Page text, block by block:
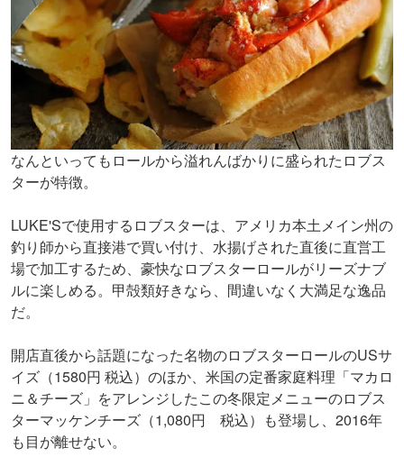
なんといってもロールから溢れんばかりに盛られたロブス
ターが特徴。
LUKE'Sで使用するロブスターは、アメリカ本土メイン州の
釣り師から直接港で買い付け、水揚げされた直後に直営工
場で加工するため、豪快なロブスターロールがリーズナブ
ルに楽しめる。甲殻類好きなら、間違いなく大満足な逸品
だ。
開店直後から話題になった名物のロブスターロールのUSサ
イズ（1580円 税込）のほか、米国の定番家庭料理「マカロ
ニ＆チーズ」をアレンジしたこの冬限定メニューのロブス
ターマッケンチーズ（1,080円 税込）も登場し、2016年
も目が離せない。